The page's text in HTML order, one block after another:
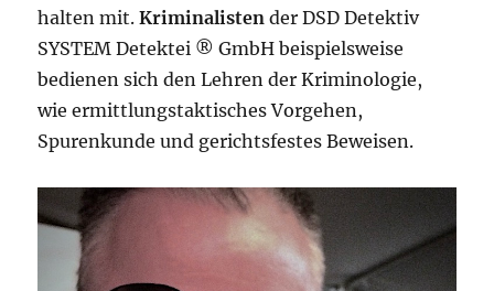
halten mit.Kriminalisten der DSD Detektiv
SYSTEM Detektei ® GmbH beispielsweise
bedienen sich den Lehren der Kriminologie,
wie ermittlungstaktisches Vorgehen,
Spurenkunde und gerichtsfestes Beweisen.